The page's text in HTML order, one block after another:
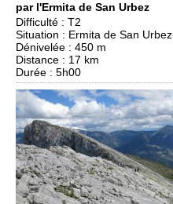
par l'Ermita de San Urbez
Difficulté : T2
Situation : Ermita de San Urbez
Dénivelée : 450 m
Distance : 17 km
Durée : 5h00